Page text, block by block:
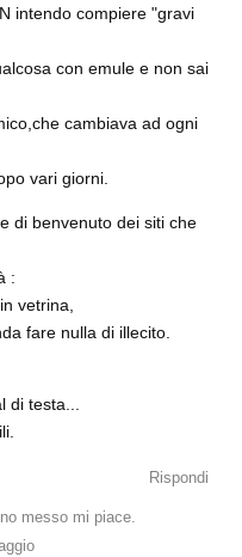
intendo compiere "gravi
con emule e non sai
cambiava ad ogni
vari giorni.
di benvenuto dei siti che
:
vetrina,
fare nulla di illecito.
testa...
Rispondi
messo mi piace.